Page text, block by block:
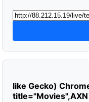
like Gecko)